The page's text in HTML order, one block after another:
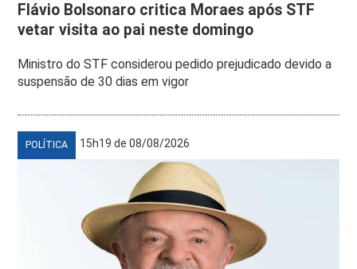
Flávio Bolsonaro critica Moraes após STF
vetar visita ao pai neste domingo
Ministro do STF considerou pedido prejudicado devido a
suspensão de 30 dias em vigor
POLÍTICA 15h19 de 08/08/2026